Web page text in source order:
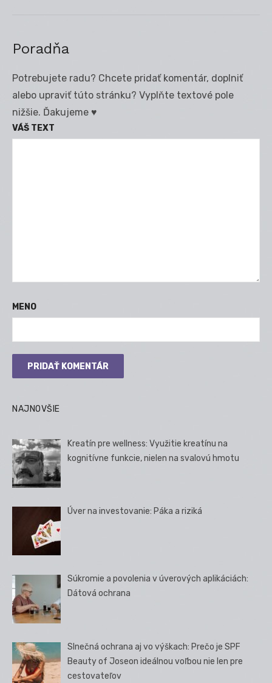
Poradňa
Potrebujete radu? Chcete pridať komentár, doplniť
alebo upraviť túto stránku? Vyplňte textové pole
nižšie. Ďakujeme ♥
VÁŠ TEXT
MENO
NAJNOVŠIE
Kreatín pre wellness: Využitie kreatínu na
kognitívne funkcie, nielen na svalovú hmotu
Úver na investovanie: Páka a riziká
Súkromie a povolenia v úverových aplikáciách:
Dátová ochrana
Slnečná ochrana aj vo výškach: Prečo je SPF
Beauty of Joseon ideálnou voľbou nie len pre
cestovateľov